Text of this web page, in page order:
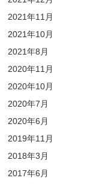
2021年11月
2021年10月
2021年8月
2020年11月
2020年10月
2020年7月
2020年6月
2019年11月
2018年3月
2017年6月